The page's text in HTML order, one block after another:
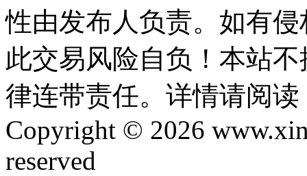
性由发布人负责。如有
此交易风险自负！本站
律连带责任。详情请阅读
Copyright © 2026
reserved